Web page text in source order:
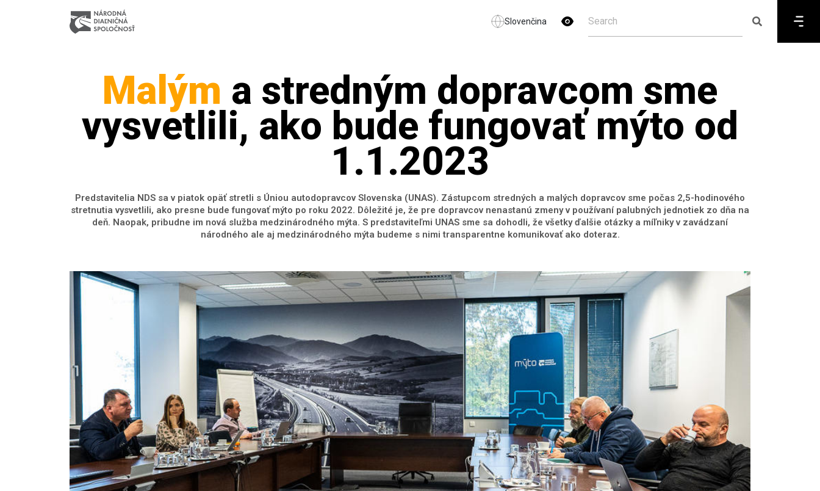
Slovenčina
Malým a stredným dopravcom sme
vysvetlili, ako bude fungovať mýto od
1.1.2023
Predstavitelia NDS sa v piatok opäť stretli s Úniou autodopravcov Slovenska (UNAS). Zástupcom stredných a malých dopravcov sme počas 2,5-hodinového
stretnutia vysvetlili, ako presne bude fungovať mýto po roku 2022. Dôležité je, že pre dopravcov nenastanú zmeny v používaní palubných jednotiek zo dňa na
deň. Naopak, pribudne im nová služba medzinárodného mýta. S predstaviteľmi UNAS sme sa dohodli, že všetky ďalšie otázky a míľniky v zavádzaní
národného ale aj medzinárodného mýta budeme s nimi transparentne komunikovať ako doteraz.